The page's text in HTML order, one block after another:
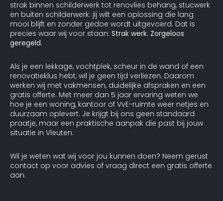
strak binnen schilderwerk tot renovlies behang, stucwerk
en buiten schilderwerk: jij wilt een oplossing die lang
mooi blijft en zonder gedoe wordt uitgevoerd. Dat is
precies waar wij voor staan: Strak werk. Zorgeloos
geregeld.
Als je een lekkage, vochtplek, scheur in de wand of een
renovatieklus hebt, wil je geen tijd verliezen. Daarom
werken wij met vakmensen, duidelijke afspraken en een
gratis offerte. Met meer dan 5 jaar ervaring weten we
hoe je een woning, kantoor of VvE-ruimte weer netjes en
duurzaam oplevert. Je krijgt bij ons geen standaard
praatje, maar een praktische aanpak die past bij jouw
situatie in Vleuten.
Wil je weten wat wij voor jou kunnen doen? Neem gerust
contact op voor advies of vraag direct een gratis offerte
aan.